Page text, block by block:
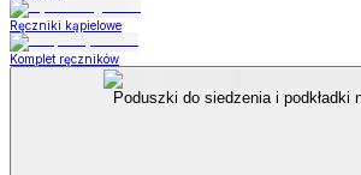
Ręczniki kąpielowe
Komplet ręczników
Poduszki do siedzenia i podkładki